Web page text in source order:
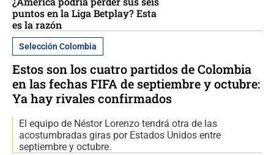
puntos en la Liga Betplay? Esta
es la razón
Selección Colombia
Estos son los cuatro partidos de Colombia
en las fechas FIFA de septiembre y octubre:
Ya hay rivales confirmados
El equipo de Néstor Lorenzo tendrá otra de las
acostumbradas giras por Estados Unidos entre
septiembre y octubre.